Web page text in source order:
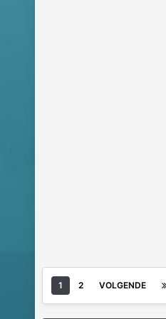
1 2 VOLGENDE